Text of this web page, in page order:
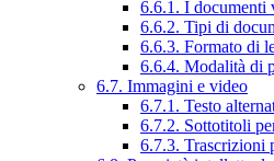
6.6.1. I documenti
6.6.2. Tipi di
6.6.3. Formato di
6.6.4. Modalità di
6.7. Immagini e video
6.7.1. Testo
6.7.2. Sottotitoli
6.7.3. Trascrizioni